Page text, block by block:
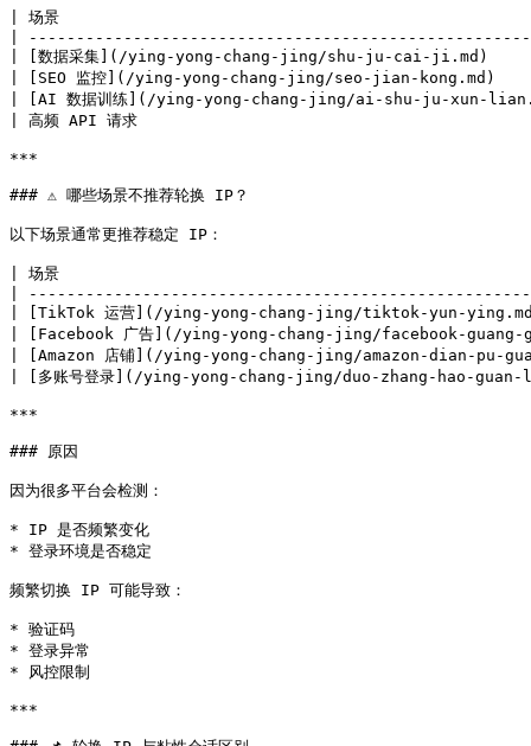
| 场景
|
| [数据采集](/ying-yong-chang-jing/shu-ju-cai-ji.md)
| [SEO 监控](/ying-yong-chang-jing/seo-jian-kong.md)
| [AI 数据训练](/ying-yong-chang-jing/ai-shu-ju-xun-
| 高频 API 请求
***
### ⚠️ 哪些场景不推荐轮换 IP？
以下场景通常更推荐稳定 IP：
| 场景
|
| [TikTok 运营](/ying-yong-chang-jing/tiktok-yun-
| [Facebook 广告](/ying-yong-chang-jing/facebook-
| [Amazon 店铺](/ying-yong-chang-jing/amazon-dian-pu-
| [多账号登录](/ying-yong-chang-jing/duo-zhang-hao-
***
### 原因
因为很多平台会检测：
* IP 是否频繁变化
* 登录环境是否稳定
频繁切换 IP 可能导致：
* 验证码
* 登录异常
* 风控限制
***